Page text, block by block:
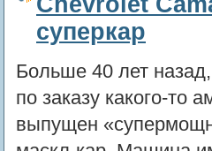
суперкар
Больше 40 лет
по заказу какого-то
выпущен